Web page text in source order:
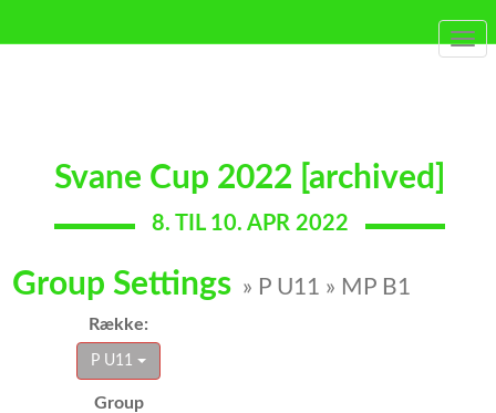
Svane Cup 2022 [archived]
8. TIL 10. APR 2022
Group Settings » P U11 » MP B1
Række:
P U11
Group